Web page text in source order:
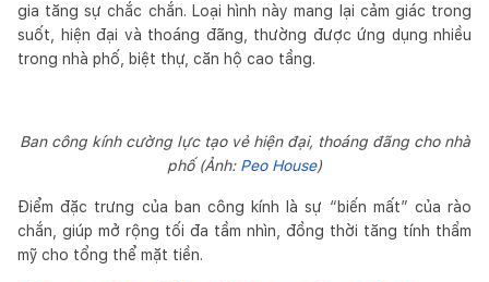
gia tăng sự chắc chắn. Loại hình này mang lại cảm giác trong
suốt, hiện đại và thoáng đãng, thường được ứng dụng nhiều
trong nhà phố, biệt thự, căn hộ cao tầng.
Ban công kính cường lực tạo vẻ hiện đại, thoáng đãng cho nhà
phố (Ảnh: Peo House)
Điểm đặc trưng của ban công kính là sự “biến mất” của rào
chắn, giúp mở rộng tối đa tầm nhìn, đồng thời tăng tính thẩm
mỹ cho tổng thể mặt tiền.